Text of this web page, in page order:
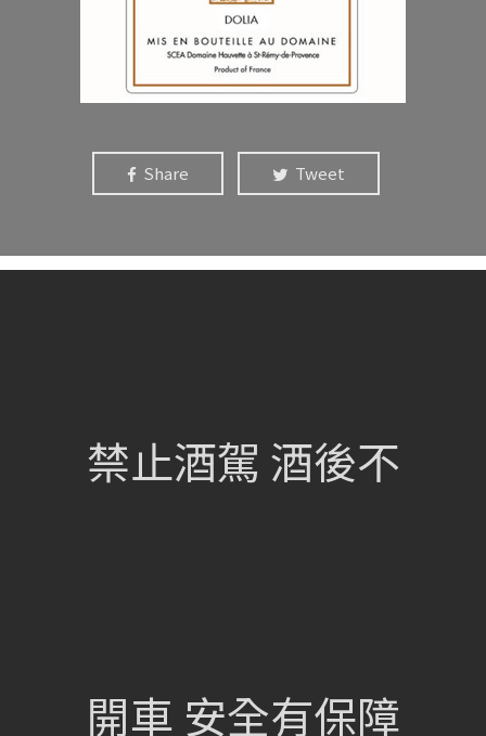
Share Tweet
葡萄酒單
瀏覽收藏
105 台北市松山區民族東路675號
禁止酒駕 酒後不
開車 安全有保障